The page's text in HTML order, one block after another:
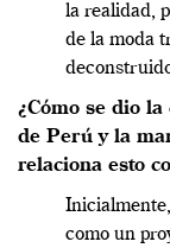
la realidad,
de la moda
¿Cómo se dio
de Perú y la
relaciona esto
como un